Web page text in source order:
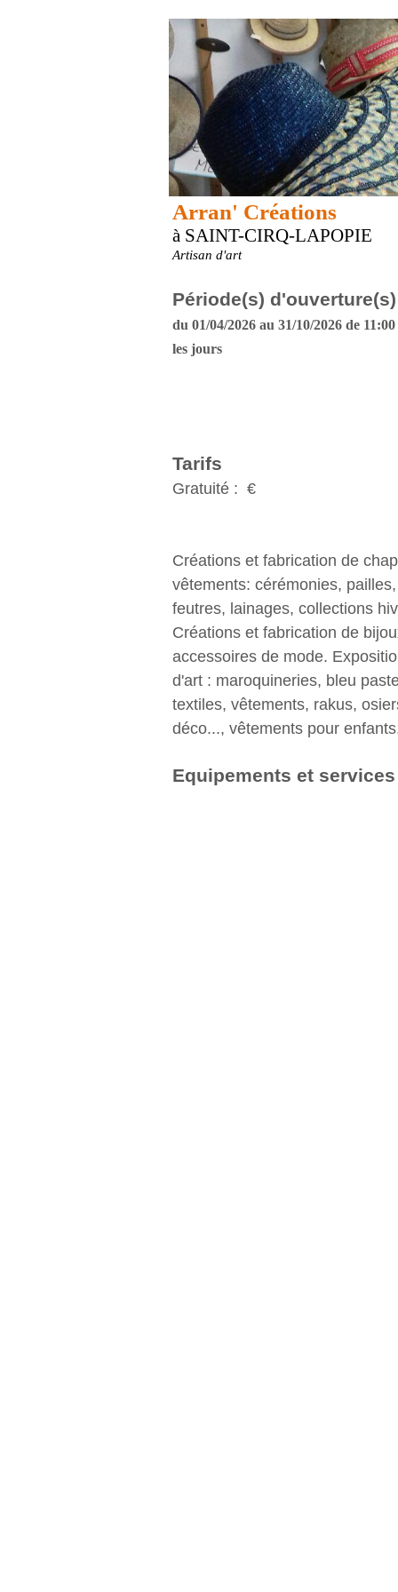
Arran' Créations
à SAINT-CIRQ-LAPOPIE
Artisan d'art
Période(s) d'ouverture(s)
du 01/04/2026 au 31/10/2026 de
les jours
Tarifs
Gratuité : €
Créations et fabrication de
vêtements: cérémonies,
feutres, lainages, collections
Créations et fabrication de
accessoires de mode.
d'art : maroquineries, bleu
textiles, vêtements, rakus,
déco..., vêtements pour
Equipements et services